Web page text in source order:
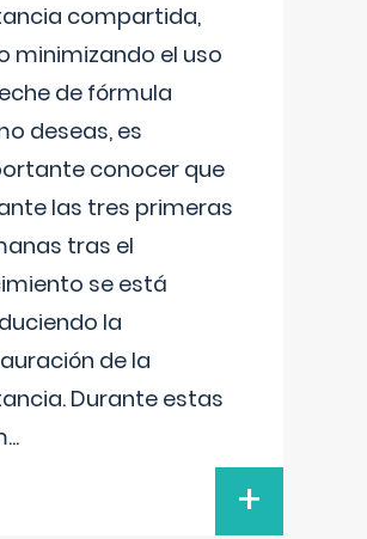
compartida,
minimizando el uso
de fórmula
deseas, es
conocer que
las tres primeras
tras el
se está
la
de la
Durante estas
...
+